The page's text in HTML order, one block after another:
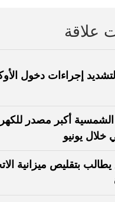
علاقة
لتشديد إجراءات دخول
الشمسية أكبر مصدر
خلال يونيو
بتقليص ميزانية